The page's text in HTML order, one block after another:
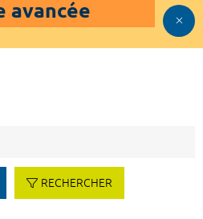
avancée
RECHERCHER